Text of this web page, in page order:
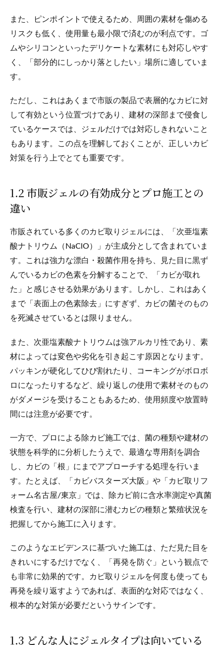
また、ピンポイントで使えるため、周囲の素材を傷める
リスクも低く、使用量も最小限で済むのが利点です。ゴ
ムやシリコンといったデリケートな素材にも対応しやす
く、「部分的にしっかり落としたい」場所に適していま
す。
ただし、これはあくまで市販の製品で表層的なカビに対
して有効という位置づけであり、建材の深部まで侵食し
ているケースでは、ジェルだけでは対応しきれないこと
もあります。この点を理解しておくことが、正しいカビ
対策を行う上でとても重要です。
1.2 市販ジェルの有効成分とプロ施工との
違い
市販されている多くのカビ取りジェルには、「次亜塩素
酸ナトリウム（NaClO）」が主成分として含まれていま
す。これは強力な漂白・殺菌作用を持ち、見た目に黒ず
んでいるカビの色素を分解することで、「カビが取れ
た」と感じさせる効果があります。しかし、これはあく
まで「表面上の色素除去」にすぎず、カビの菌そのもの
を死滅させているとは限りません。
また、次亜塩素酸ナトリウムは強アルカリ性であり、素
材によっては変色や劣化を引き起こす原因となります。
パッキンが硬化してひび割れたり、コーキングがボロボ
ロになったりするなど、繰り返しの使用で素材そのもの
がダメージを受けることもあるため、使用頻度や放置時
間には注意が必要です。
一方で、プロによる除カビ施工では、菌の種類や建材の
状態を科学的に分析したうえで、最適な専用剤を調合
し、カビの「根」にまでアプローチする処理を行いま
す。たとえば、「カビバスターズ大阪」や「カビ取リフ
ォーム名古屋/東京」では、除カビ前に含水率測定や真菌
検査を行い、建材の深部に潜むカビの種類と繁殖状況を
把握してから施工に入ります。
このようなエビデンスに基づいた施工は、ただ見た目を
きれいにするだけでなく、「再発を防ぐ」という観点で
も非常に効果的です。カビ取りジェルを何度も使っても
再発を繰り返すようであれば、表面的な対応ではなく、
根本的な対策が必要だというサインです。
1.3 どんな人にジェルタイプは向いている